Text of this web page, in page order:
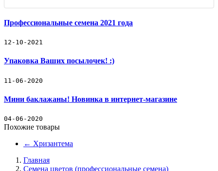
Sakata
Прайс-лист
Семена цветов (профессиональные семена)
Семена овощей (профессиональные семена)
Декоративные съедобные миниовощи
Зеленые культуры
Декоративные травы
Кактус
Наборы для выращивания растений
Профессиональные семена 2021 года
12-10-2021
Упаковка Ваших посылочек! :)
11-06-2020
Мини баклажаны! Новинка в интернет-магазине
04-06-2020
Похожие товары
← Хризантема
Главная
Семена цветов (профессиональные семена)